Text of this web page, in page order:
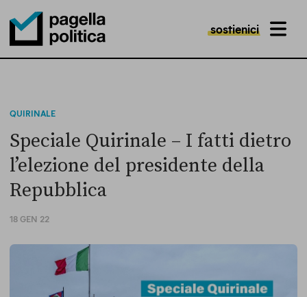
Pagella Politica Logo
sostienici MENU
QUIRINALE
Speciale Quirinale – I fatti dietro
l’elezione del presidente della
Repubblica
18 GEN 22